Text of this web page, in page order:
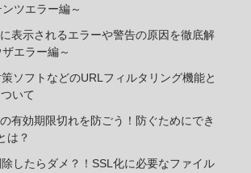
ツエラー編～
表示されるエラーや警告の原因を徹底解
エラー編～
ソフトなどのURLフィルタリング機能と
いて
有効期限切れを防ごう！防ぐためにでき
は？
したらダメ？！SSL化に必要なファイル